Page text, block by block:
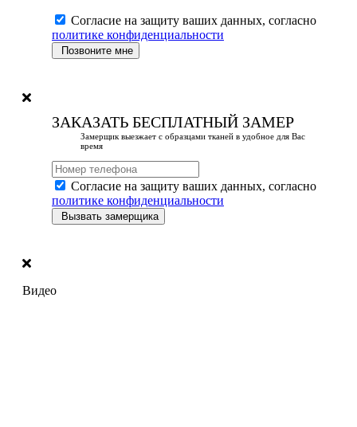
Согласие на защиту ваших данных, согласно
политике конфиденциальности
Позвоните мне
ЗАКАЗАТЬ БЕСПЛАТНЫЙ ЗАМЕР
Замерщик выезжает с образцами тканей в удобное для Вас
время
Согласие на защиту ваших данных, согласно
политике конфиденциальности
Вызвать замерщика
Видео